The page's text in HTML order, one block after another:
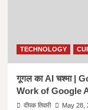
TECHNOLOGY
गूगल का AI चश्मा |
Work of Google
दीपक तिवारी May 28,